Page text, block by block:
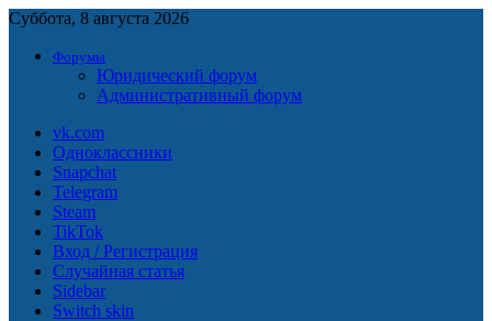
Суббота, 8 августа 2026
Форумы
Юридический форум
Административный форум
vk.com
Одноклассники
Snapchat
Telegram
Steam
TikTok
Вход / Регистрация
Случайная статья
Sidebar
Switch skin